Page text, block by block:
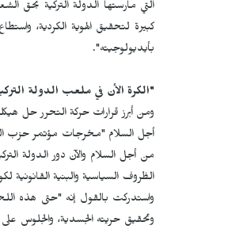
التي مارستها الدولة التركية
كبيرة لتحقيق الهوية الكردية،
بأيديولوجيته".
"الكرة الأن في ملعب الدولة
ومن أبرز قرارات حركة التحرر حل
أجل السلام "مخرجات مؤتمر حزب
من أجل السلام والآن دور الدولة
الظروف السياسية والبنية القانونية
واستدركت بالقول إنه "حتى هذه
وتحقيق حريته الجسدية، والجلوس